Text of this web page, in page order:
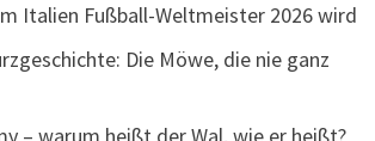
Italien Fußball-Weltmeister 2026 wird
Die Möwe, die nie ganz